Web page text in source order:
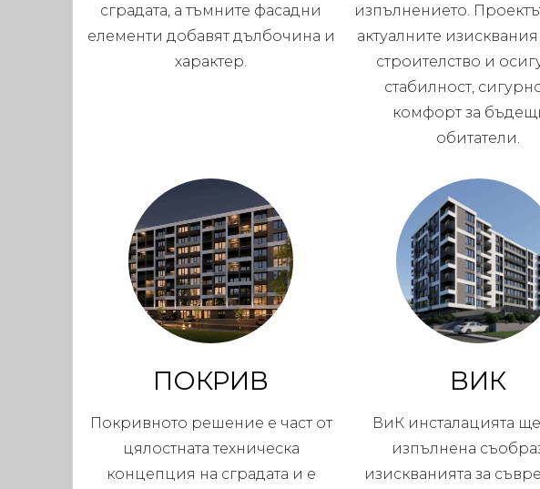
сградата, а тъмните фасадни
елементи добавят дълбочина и
характер.
изпълнението.
актуалните
строителство и
стабилност,
комфорт за
обитатели.
ПОКРИВ
Покривното решение е част от
цялостната техническа
концепция на сградата и е
ВИК
ВиК инсталацията
изпълнена
изискванията за